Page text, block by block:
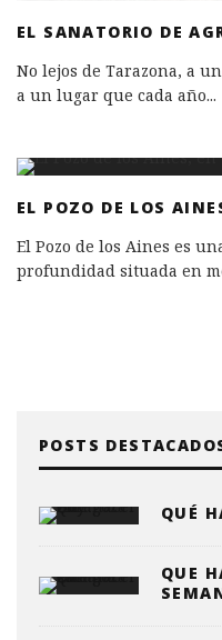
EL SANATORIO DE
No lejos de Tarazona, a
a un lugar que cada año...
EL POZO DE LOS
El Pozo de los Aines es
profundidad situada en
POSTS
QUÉ
QUE